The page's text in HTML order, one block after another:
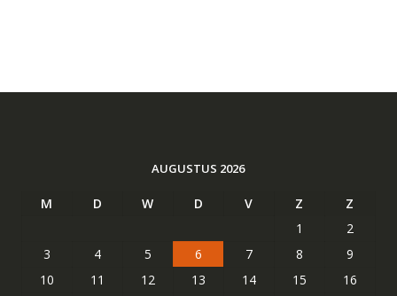
AUGUSTUS 2026
M D W D V Z
Z
1
2
3
4 5 6 7 8
9
10
11 12 13 14 15
16